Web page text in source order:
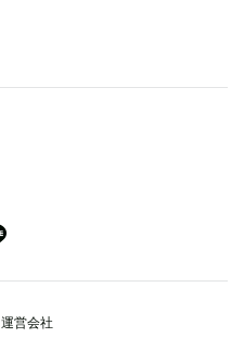
運営会社